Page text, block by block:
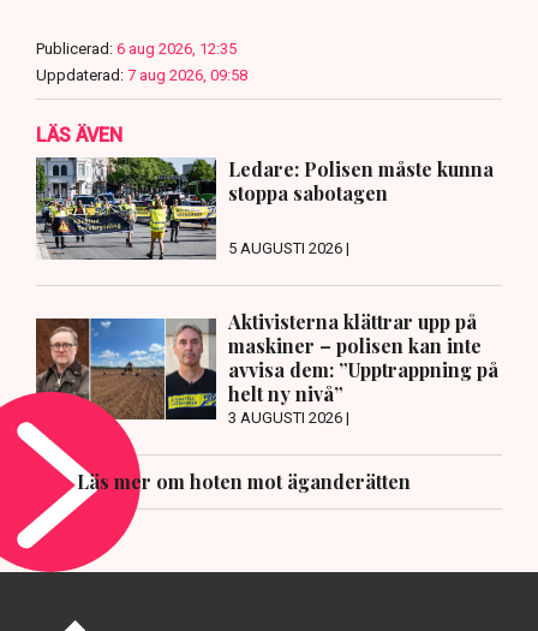
Publicerad: 6 aug 2026, 12:35
Uppdaterad: 7 aug 2026, 09:58
LÄS ÄVEN
Ledare: Polisen måste kunna
stoppa sabotagen
5 AUGUSTI 2026 |
Aktivisterna klättrar upp på
maskiner – polisen kan inte
avvisa dem: ”Upptrappning på
helt ny nivå”
3 AUGUSTI 2026 |
Läs mer om hoten mot äganderätten